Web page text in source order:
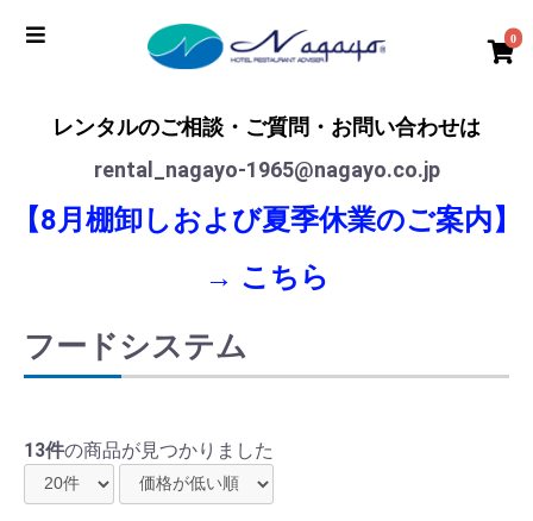
0
レンタルのご相談・ご質問・お問い合わせは
rental_nagayo-1965@nagayo.co.jp
【8月棚卸しおよび夏季休業のご案内】
→ こちら
フードシステム
13件の商品が見つかりました